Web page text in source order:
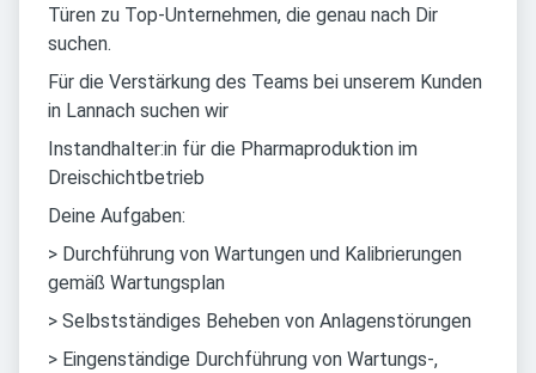
Türen zu Top-Unternehmen, die genau nach Dir
suchen.
Für die Verstärkung des Teams bei unserem Kunden
in Lannach suchen wir
Instandhalter:in für die Pharmaproduktion im
Dreischichtbetrieb
Deine Aufgaben:
> Durchführung von Wartungen und Kalibrierungen
gemäß Wartungsplan
> Selbstständiges Beheben von Anlagenstörungen
> Eingenständige Durchführung von Wartungs-,